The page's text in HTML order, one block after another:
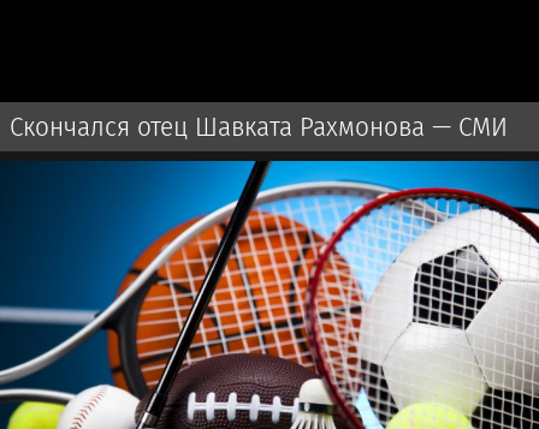
Скончался отец Шавката Рахмонова — СМИ